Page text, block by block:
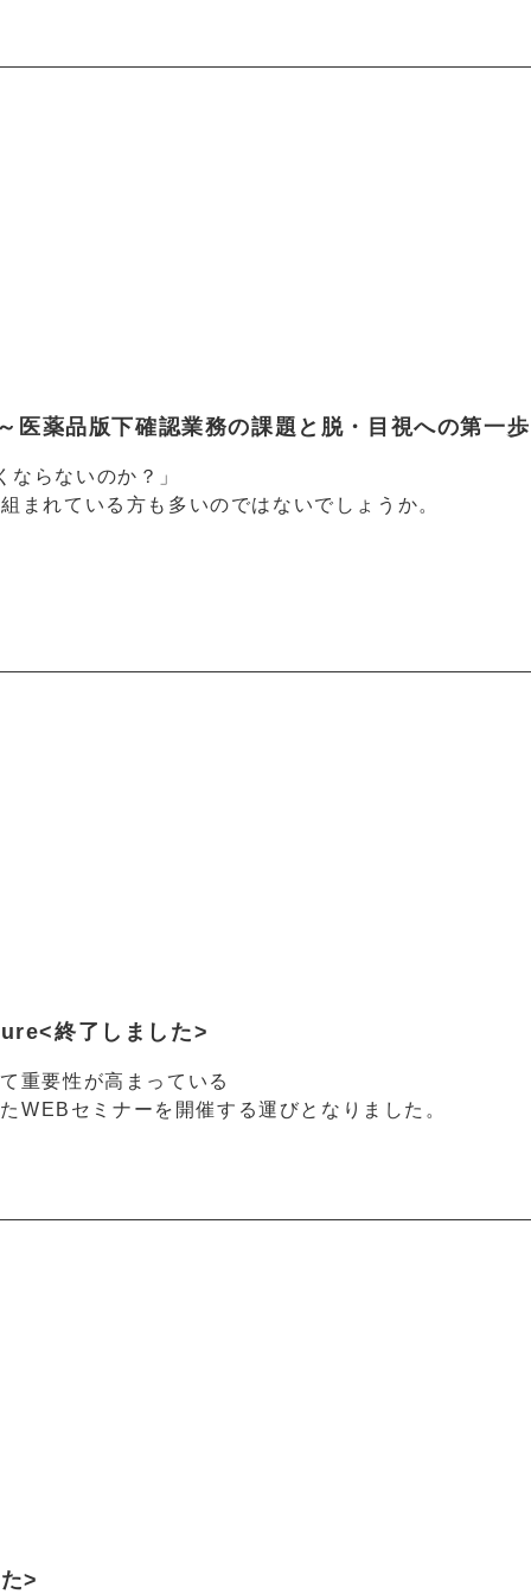
医薬品版下確認業務の課題と脱・目視への第一
らないのか？」
まれている方も多いのではないでしょうか。
終了しました>
重要性が高まっている
セミナーを開催する運びとなりました。
>